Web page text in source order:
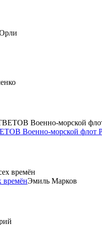
Военно-морской флот
времёнЭмиль Марков